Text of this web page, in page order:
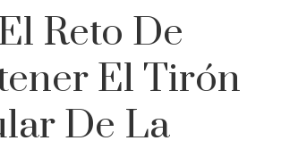
Reto De
El Tirón
De La